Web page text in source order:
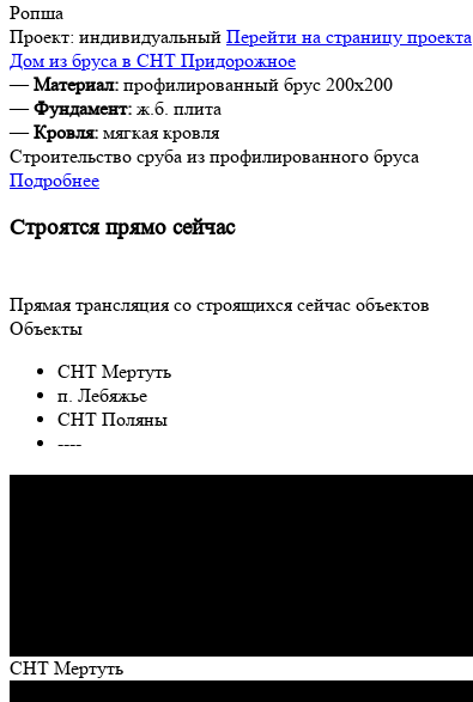
Ропша
Проект: индивидуальный Перейти на страницу проекта
Дом из бруса в СНТ Придорожное
—Материал: профилированный брус 200х200
—Фундамент: ж.б. плита
—Кровля: мягкая кровля
Строительство сруба из профилированного бруса
Подробнее
Строятся прямо сейчас
Прямая трансляция со строящихся сейчас объектов
Объекты
СНТ Мертуть
п. Лебяжье
СНТ Поляны
----
СНТ Мертуть